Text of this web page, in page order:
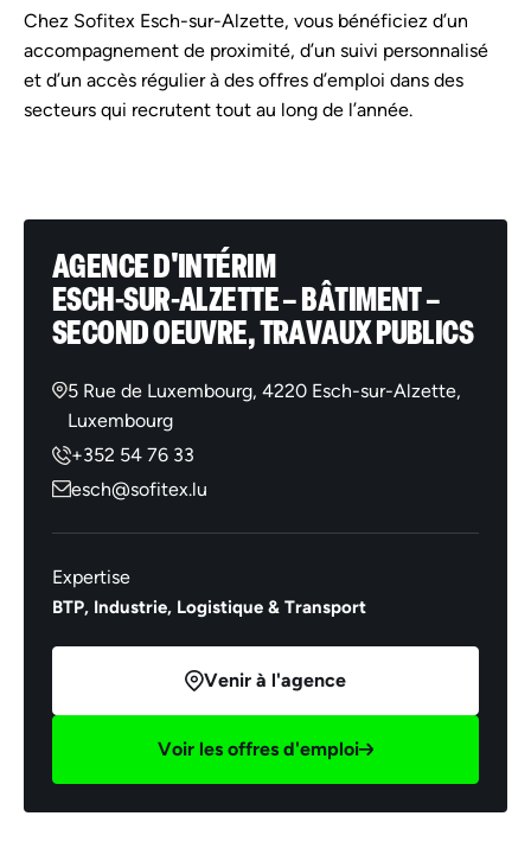
Chez Sofitex Esch-sur-Alzette, vous bénéficiez d’un
accompagnement de proximité, d’un suivi personnalisé
et d’un accès régulier à des offres d’emploi dans des
secteurs qui recrutent tout au long de l’année.
AGENCE D'INTÉRIM
ESCH-SUR-ALZETTE – BÂTIMENT –
SECOND OEUVRE, TRAVAUX PUBLICS
5 Rue de Luxembourg, 4220 Esch-sur-Alzette,
Luxembourg
+352 54 76 33
esch@sofitex.lu
Expertise
BTP, Industrie, Logistique & Transport
Venir à l'agence
Voir les offres d'emploi